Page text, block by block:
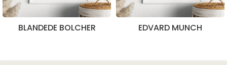
BLANDEDE BOLCHER EDVARD MUNCH